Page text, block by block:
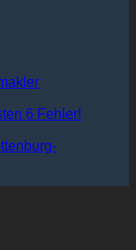
6 Fehler!